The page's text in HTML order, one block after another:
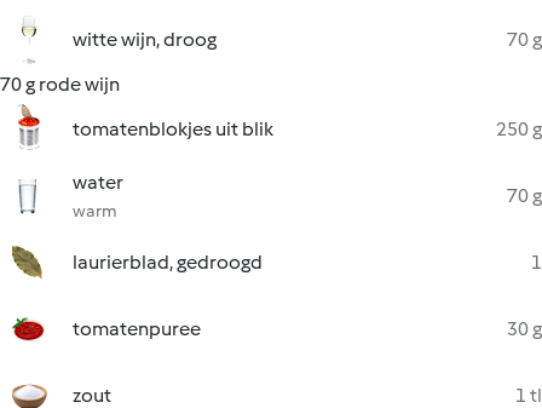
witte wijn, droog
70 g
70 g rode wijn
tomatenblokjes uit blik
250 g
water
warm
70 g
laurierblad, gedroogd 1
tomatenpuree 30 g
zout 1 tl